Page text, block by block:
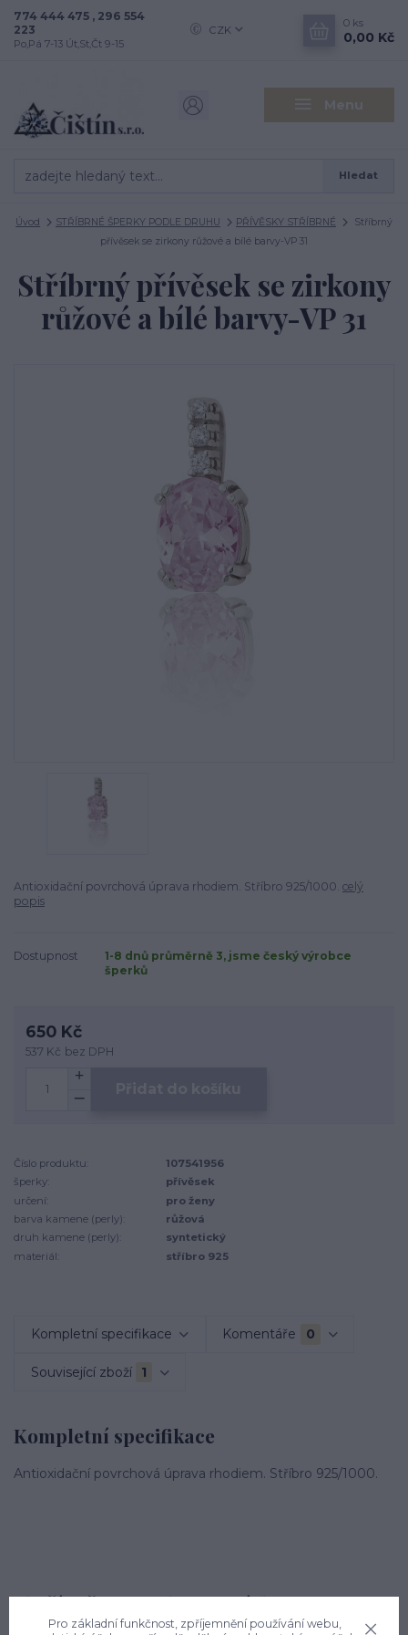
Menu
CZK
Hledat
774 444 475 , 296 554
223
Po,Pá 7-13 Út,St,Čt 9-15
0 ks
0,00 Kč
Úvod STŘÍBRNÉ ŠPERKY PODLE DRUHU PŘÍVĚSKY STŘÍBRNÉ
Stříbrný
přívěsek se zirkony růžové a bílé barvy-VP 31
Stříbrný přívěsek se zirkony
růžové a bílé barvy-VP 31
Antioxidační povrchová úprava rhodiem. Stříbro 925/1000. celý
popis
Dostupnost
1-8 dnů průměrně 3, jsme český výrobce
šperků
650 Kč
537 Kč bez DPH
Číslo produktu:
107541956
šperky:
přívěsek
určení:
pro ženy
barva kamene (perly):
růžová
druh kamene (perly):
syntetický
materiál:
stříbro 925
Kompletní specifikace Komentáře 0
Související zboží 1
Kompletní specifikace
Antioxidační povrchová úprava rhodiem. Stříbro 925/1000.
Zboží zařazeno v kategoriích
Pro základní funkčnost, zpříjemnění používání webu,